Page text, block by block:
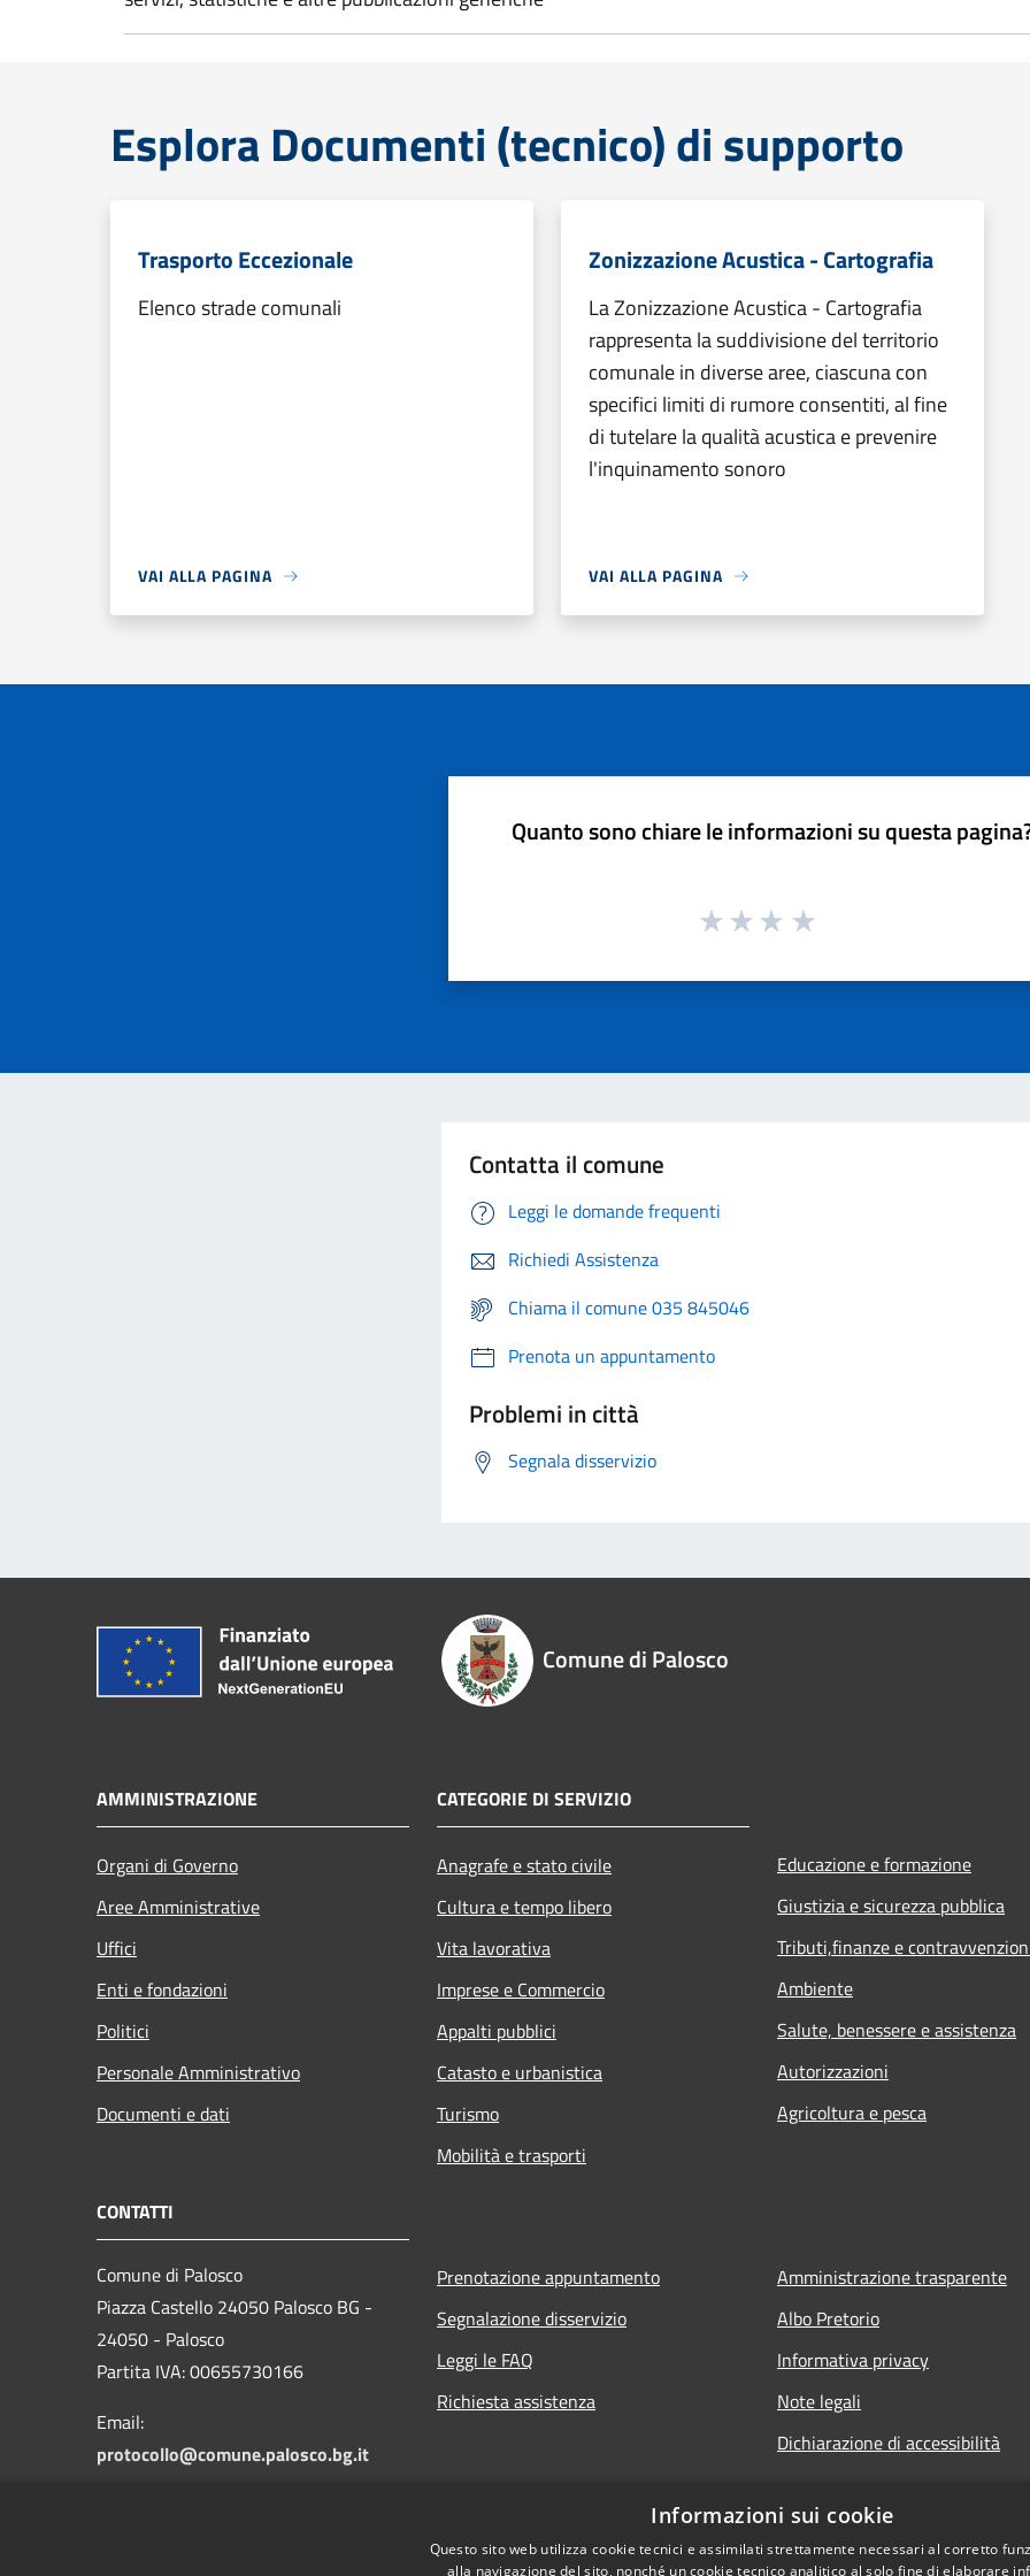
Esplora Documenti (tecnico) di supporto
Trasporto Eccezionale
Elenco strade comunali
VAI ALLA PAGINA
Zonizzazione Acustica - Cartografia
La Zonizzazione Acustica - Cartografia
rappresenta la suddivisione del territorio
comunale in diverse aree, ciascuna con
specifici limiti di rumore consentiti, al fine
di tutelare la qualità acustica e prevenire
l'inquinamento sonoro
VAI ALLA PAGINA
Quanto sono chiare le informazioni su questa
Contatta il comune
Leggi le domande frequenti
Richiedi Assistenza
Chiama il comune 035 845046
Prenota un appuntamento
Problemi in città
Segnala disservizio
Comune di Palosco
AMMINISTRAZIONE
Organi di Governo
Aree Amministrative
Uffici
Enti e fondazioni
Politici
Personale Amministrativo
Documenti e dati
CATEGORIE DI SERVIZIO
Anagrafe e stato civile
Cultura e tempo libero
Vita lavorativa
Imprese e Commercio
Appalti pubblici
Catasto e urbanistica
Turismo
Mobilità e trasporti
Educazione e formazione
Giustizia e sicurezza pubblica
Tributi,finanze e
Ambiente
Salute, benessere e assistenza
Autorizzazioni
Agricoltura e pesca
CONTATTI
Comune di Palosco
Piazza Castello 24050 Palosco BG -
24050 - Palosco
Partita IVA: 00655730166
Email:
protocollo@comune.palosco.bg.it
Prenotazione appuntamento
Segnalazione disservizio
Leggi le FAQ
Richiesta assistenza
Amministrazione trasparente
Albo Pretorio
Informativa privacy
Note legali
Dichiarazione di accessibilità
Informazioni sui cookie
Questo sito web utilizza cookie tecnici e assimilati strettamente necessari al corretto
alla navigazione del sito, nonché un cookie tecnico analitico al solo fine di elaborare